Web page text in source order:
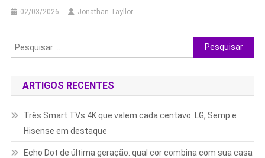
02/03/2026 Jonathan Tayllor
Pesquisar
por:
ARTIGOS RECENTES
Três Smart TVs 4K que valem cada centavo: LG, Semp e
Hisense em destaque
Echo Dot de última geração: qual cor combina com sua casa